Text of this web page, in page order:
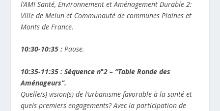
l’AMI Santé, Environnement et Aménagement Durable 2:
Ville de Melun et Communauté de communes Plaines et
Monts de France.
10:30-10:35 : Pause.
10:35-11:35 : Séquence n°2 – “Table Ronde des
Aménageurs”.
Quelle(s) vision(s) de l’urbanisme favorable à la santé et
quels premiers engagements? Avec la participation de